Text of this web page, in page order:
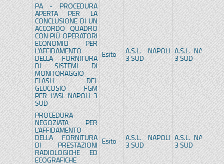
PA - PROCEDURA
APERTA PER LA
CONCLUSIONE DI UN
ACCORDO QUADRO
CON PIÙ OPERATORI
ECONOMICI PER
L’AFFIDAMENTO
DELLA FORNITURA
DI SISTEMI DI
MONITORAGGIO
FLASH DEL
GLUCOSIO - FGM
PER L’ASL NAPOLI 3
SUD
Esito A.S.L. NAPOLI
3 SUD
A.S.L. NAPOLI
3 SUD
PROCEDURA
NEGOZIATA PER
L’AFFIDAMENTO
DELLA FORNITURA
DI PRESTAZIONI
RADIOLOGICHE ED
ECOGRAFICHE
Esito A.S.L. NAPOLI
3 SUD
A.S.L. NAPOLI
3 SUD